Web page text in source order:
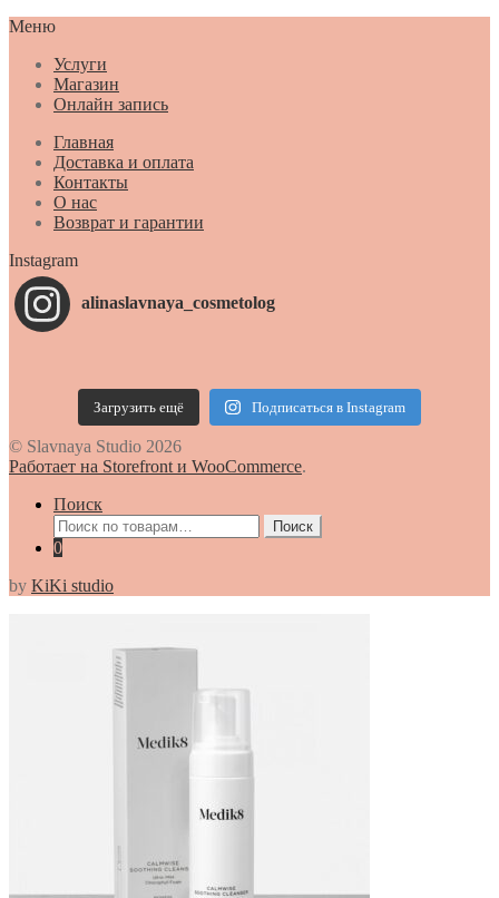
Меню
Услуги
Магазин
Онлайн запись
Главная
Доставка и оплата
Контакты
О нас
Возврат и гарантии
Instagram
alinaslavnaya_cosmetolog
Загрузить ещё Подписаться в Instagram
© Slavnaya Studio 2026
Работает на Storefront и WooCommerce.
Поиск
Искать:
Поиск
0
by KiKi studio